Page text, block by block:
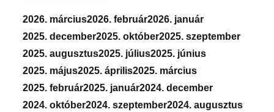
2026. március2026. február2026. január
2025. december2025. október2025. szeptember
2025. augusztus2025. július2025. június
2025. május2025. április2025. március
2025. február2025. január2024. december
2024. október2024. szeptember2024. augusztus